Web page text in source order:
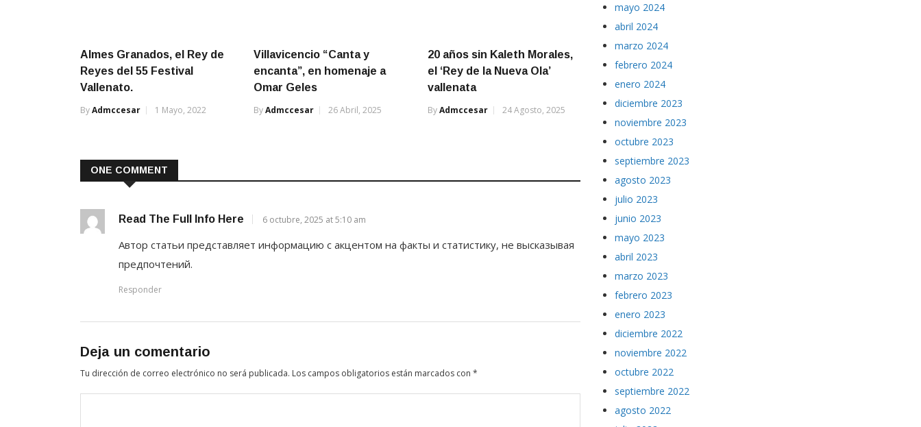
Almes Granados, el Rey de
Reyes del 55 Festival
Vallenato.
ByAdmccesar 1 Mayo, 2022
Villavicencio “Canta y
encanta”, en homenaje a
Omar Geles
ByAdmccesar 26 Abril, 2025
20 años sin Kaleth Morales,
el ‘Rey de la Nueva Ola’
vallenata
ByAdmccesar 24 Agosto, 2025
ONE COMMENT
Read The Full Info Here 6 octubre, 2025 at 5:10 am
Автор статьи представляет информацию с акцентом на факты и статистику, не высказывая
предпочтений.
Responder
Deja un comentario
Tu dirección de correo electrónico no será publicada. Los campos obligatorios están marcados con *
mayo 2024
abril 2024
marzo 2024
febrero 2024
enero 2024
diciembre 2023
noviembre 2023
octubre 2023
septiembre 2023
agosto 2023
julio 2023
junio 2023
mayo 2023
abril 2023
marzo 2023
febrero 2023
enero 2023
diciembre 2022
noviembre 2022
octubre 2022
septiembre 2022
agosto 2022